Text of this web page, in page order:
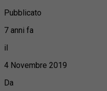
Pubblicato
7 anni fa
il
4 Novembre 2019
Da